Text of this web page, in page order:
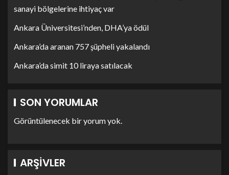
sanayi bölgelerine ihtiyaç var
Ankara Üniversitesi’nden, DHA’ya ödül
Ankara’da aranan 757 şüpheli yakalandı
Ankara’da simit 10 liraya satılacak
SON YORUMLAR
Görüntülenecek bir yorum yok.
ARŞIVLER